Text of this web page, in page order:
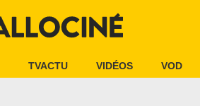
TVACTU VIDÉOS VOD